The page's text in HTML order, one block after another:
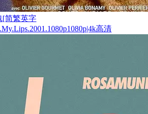
[简繁英字
高清